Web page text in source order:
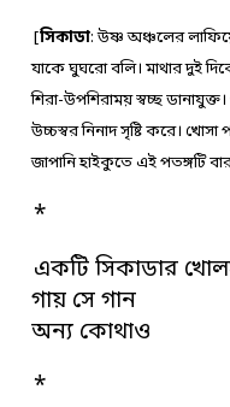
[সিকাডা: উষ্ণ অঞ্চলের
যাকে ঘুঘরো বলি। মাথার দুই
শিরা-উপশিরাময় স্বচ্ছ
উচ্চস্বর নিনাদ সৃষ্টি করে। খোসা
জাপানি হাইকুতে এই পতঙ্গটি
*
একটি সিকাডার
গায় সে গান
অন্য কোথাও
*